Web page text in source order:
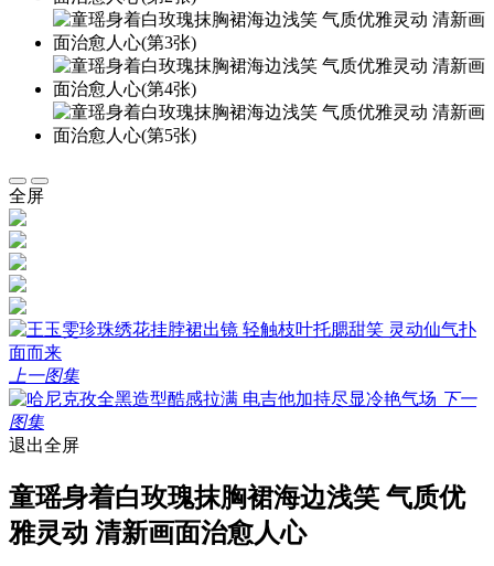
全屏
上一图集
下一
图集
退出全屏
童瑶身着白玫瑰抹胸裙海边浅笑 气质优
雅灵动 清新画面治愈人心